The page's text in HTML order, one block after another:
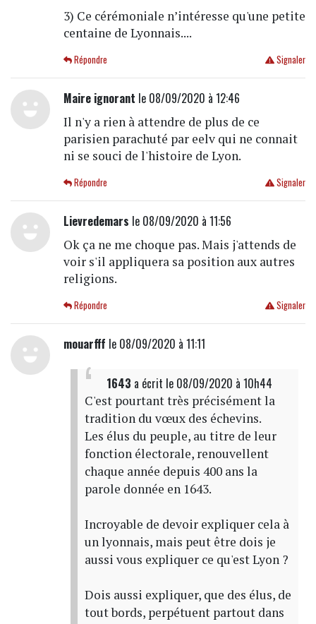
3) Ce cérémoniale n’intéresse qu'une petite
centaine de Lyonnais....
Signaler
Répondre
Maire ignorant le 08/09/2020 à 12:46
Il n'y a rien à attendre de plus de ce
parisien parachuté par eelv qui ne connait
ni se souci de l'histoire de Lyon.
Signaler
Répondre
Lievredemars le 08/09/2020 à 11:56
Ok ça ne me choque pas. Mais j'attends de
voir s'il appliquera sa position aux autres
religions.
Signaler
Répondre
mouarfff le 08/09/2020 à 11:11
1643 a écrit le 08/09/2020 à 10h44
C'est pourtant très précisément la
tradition du vœux des échevins.
Les élus du peuple, au titre de leur
fonction électorale, renouvellent
chaque année depuis 400 ans la
parole donnée en 1643.
Incroyable de devoir expliquer cela à
un lyonnais, mais peut être dois je
aussi vous expliquer ce qu'est Lyon ?
Dois aussi expliquer, que des élus, de
tout bords, perpétuent partout dans